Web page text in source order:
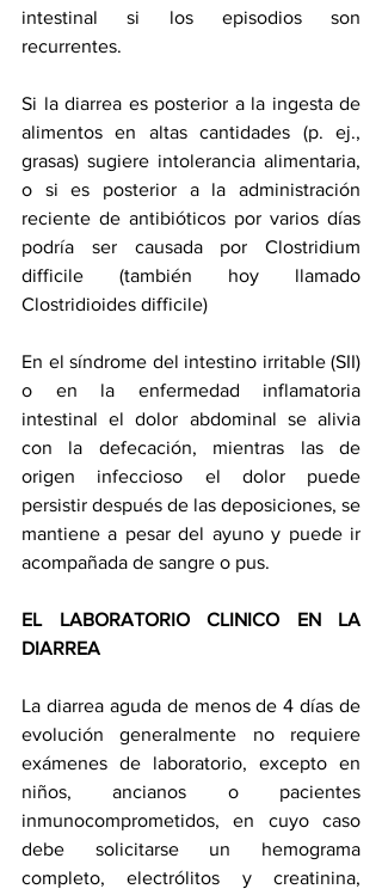
intestinal si los episodios son
recurrentes.
Si la diarrea es posterior a la ingesta de
alimentos en altas cantidades (p. ej.,
grasas) sugiere intolerancia alimentaria,
o si es posterior a la administración
reciente de antibióticos por varios días
podría ser causada por Clostridium
difficile (también hoy llamado
Clostridioides difficile)
En el síndrome del intestino irritable (SII)
o en la enfermedad inflamatoria
intestinal el dolor abdominal se alivia
con la defecación, mientras las de
origen infeccioso el dolor puede
persistir después de las deposiciones, se
mantiene a pesar del ayuno y puede ir
acompañada de sangre o pus.
EL LABORATORIO CLINICO EN LA
DIARREA
La diarrea aguda de menos de 4 días de
evolución generalmente no requiere
exámenes de laboratorio, excepto en
niños, ancianos o pacientes
inmunocomprometidos, en cuyo caso
debe solicitarse un hemograma
completo, electrólitos y creatinina,